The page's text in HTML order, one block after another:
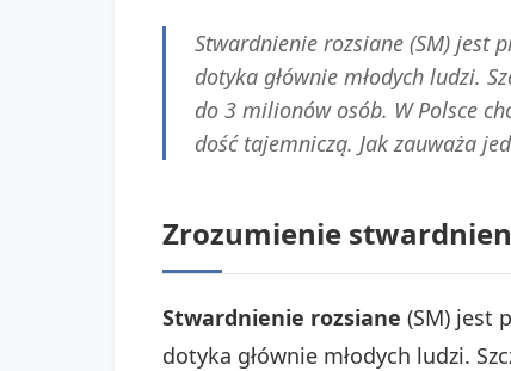
Stwardnienie rozsiane (SM) jest
dotyka głównie młodych ludzi.
do 3 milionów osób. W Polsce
dość tajemniczą. Jak zauważa
Zrozumienie
Stwardnienie rozsiane (SM) jest
dotyka głównie młodych ludzi.